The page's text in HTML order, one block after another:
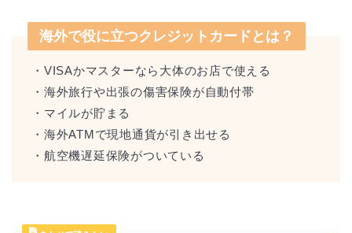
海外で役に立つクレジットカードとは？
・VISAかマスターなら大体のお店で使える
・海外旅行や出張の傷害保険が自動付帯
・マイルが貯まる
・海外ATMで現地通貨が引き出せる
・航空機遅延保険がついている